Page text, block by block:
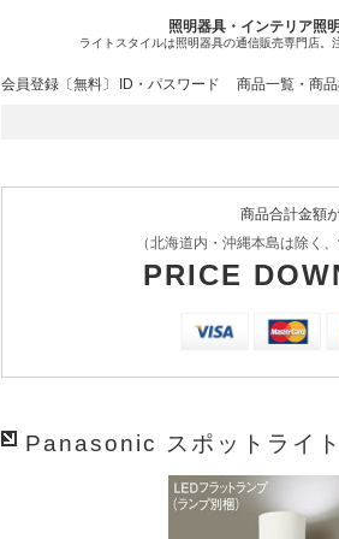
照明器具・インテリア照
ライトスタイルは照明器具の通信販売専門店。
会員登録〔無料〕 ID・パスワード 商品一覧・商
商品合計金額
（北海道内・沖縄本島は除く
PRICE
Panasonic スポットライ